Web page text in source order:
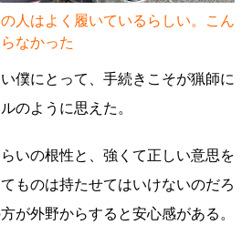
人はよく履いているらしい。こん
なかった
僕にとって、手続きこそが猟師に
のように思えた。
いの根性と、強くて正しい意思を
ものは持たせてはいけないのだろ
が外野からすると安心感がある。